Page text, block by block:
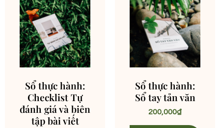
Sổ thực hành:
Checklist Tự
đánh giá và biên
tập bài viết
Sổ thực hành:
Sổ tay tản văn
200,000₫